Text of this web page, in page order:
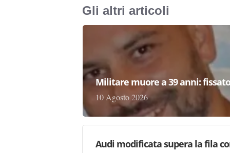
Gli altri articoli
Militare muore a 39 anni:
10 Agosto 2026
Audi modificata supera la fila